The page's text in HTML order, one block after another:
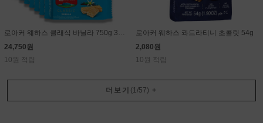
로아커 웨하스 클래식 바닐라 750g 30g×25개
24,750원
10원 적립
로아커 웨하스 콰드라티니 초콜릿 54g
2,080원
10원 적립
더보기 (1/57) +